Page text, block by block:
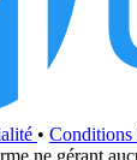
• Conditions
ne gérant